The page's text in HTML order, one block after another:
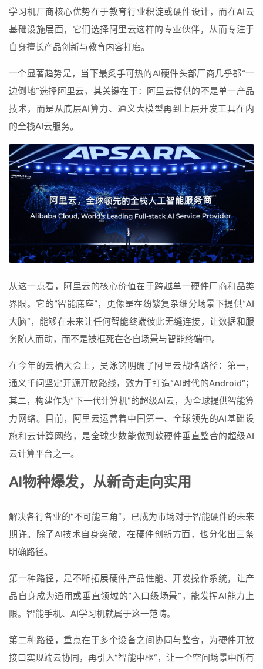
学习机厂商核心优势在于教育行业积淀或硬件设计，而在AI云
基础设施层面，它们选择阿里云这样的专业伙伴，从而专注于
自身擅长产品创新与教育内容打磨。
一个显著趋势是，当下最炙手可热的AI硬件头部厂商几乎都“一
边倒地”选择阿里云，其关键在于：阿里云提供的不是单一产品
技术，而是从底层AI算力、通义大模型再到上层开发工具在内
的全栈AI云服务。
从这一点看，阿里云的核心价值在于跨越单一硬件厂商和品类
界限。它的“智能底座”，更像是在纷繁复杂细分场景下提供“AI
大脑”，能够在未来让任何智能终端彼此无缝连接，让数据和服
务随人而动，而不是被框死在各自场景与智能终端中。
在今年的云栖大会上，吴泳铭明确了阿里云战略路径：第一，
通义千问坚定开源开放路线，致力于打造“AI时代的Android”；
其二，构建作为“下一代计算机”的超级AI云，为全球提供智能算
力网络。目前，阿里云运营着中国第一、全球领先的AI基础设
施和云计算网络，是全球少数能做到软硬件垂直整合的超级AI
云计算平台之一。
AI物种爆发，从新奇走向实用
解决各行各业的“不可能三角”，已成为市场对于智能硬件的未来
期许。除了AI技术自身突破，在硬件创新方面，也分化出三条
明确路径。
第一种路径，是不断拓展硬件产品性能、开发操作系统，让产
品自身成为通用或垂直领域的“入口级场景”，能发挥AI能力上
限。智能手机、AI学习机就属于这一范畴。
第二种路径，重点在于多个设备之间协同与整合，为硬件开放
接口实现端云协同，再引入“智能中枢”，让一个空间场景中所有